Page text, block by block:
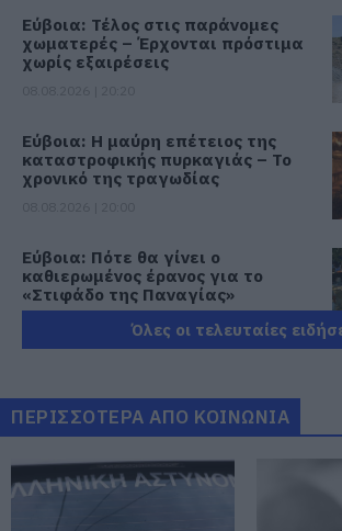
Εύβοια: Τέλος στις παράνομες
χωματερές – Έρχονται πρόστιμα
χωρίς εξαιρέσεις
Εύβοια: Η μαύρη επέτειος της
καταστροφικής πυρκαγιάς – Το
χρονικό της τραγωδίας
Εύβοια: Πότε θα γίνει ο
καθιερωμένος έρανος για το
«Στιφάδο της Παναγίας»
08.08.2026 | 19:40
στη Θεσσαλονίκη
08.08.2026 | 19:20
Κάνεις δεν ξεχνά τι έζησε η
Όλες οι τελευταίες
ΠΕΡΙΣΣΟΤΕΡΑ ΑΠΟ ΚΟΙΝΩΝΙΑ